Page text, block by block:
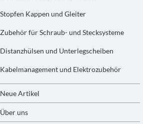
Stopfen Kappen und Gleiter
Zubehör für Schraub- und Stecksysteme
Distanzhülsen und Unterlegscheiben
Kabelmanagement und Elektrozubehör
Neue Artikel
Über uns